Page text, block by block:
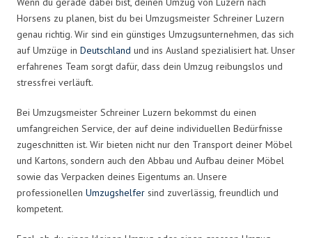
Horsens zu planen, bist du bei Umzugsmeister Schreiner Luzern
genau richtig. Wir sind ein günstiges Umzugsunternehmen, das sich
auf Umzüge in Deutschland und ins Ausland spezialisiert hat. Unser
erfahrenes Team sorgt dafür, dass dein Umzug reibungslos und
stressfrei verläuft.
Bei Umzugsmeister Schreiner Luzern bekommst du einen
umfangreichen Service, der auf deine individuellen Bedürfnisse
zugeschnitten ist. Wir bieten nicht nur den Transport deiner Möbel
und Kartons, sondern auch den Abbau und Aufbau deiner Möbel
sowie das Verpacken deines Eigentums an. Unsere
professionellen Umzugshelfer sind zuverlässig, freundlich und
kompetent.